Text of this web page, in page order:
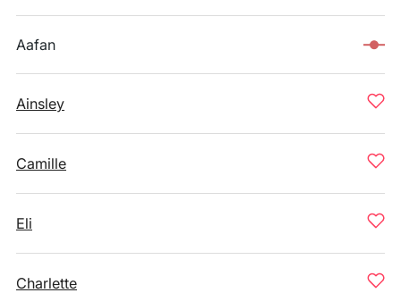
Aafan
Ainsley
Camille
Eli
Charlette